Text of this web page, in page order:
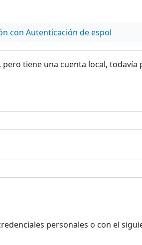
con Autenticación de espol
tiene una cuenta local, todavía
personales o con el